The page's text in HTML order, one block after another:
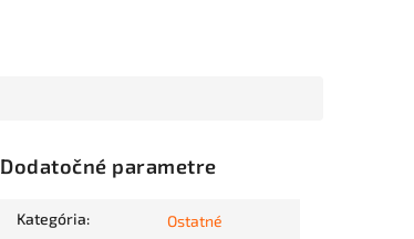
Dodatočné parametre
Kategória: Ostatné